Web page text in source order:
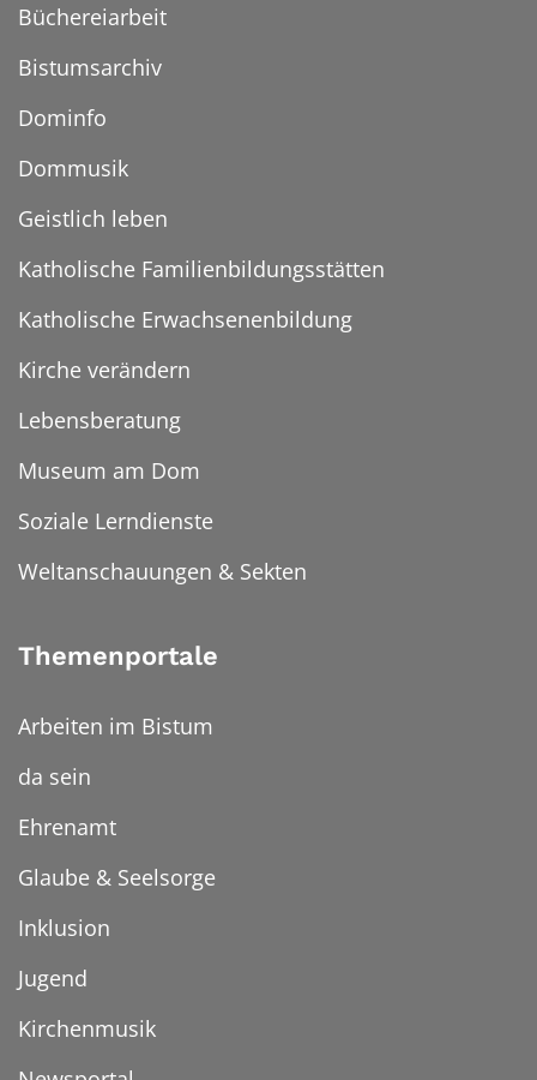
Büchereiarbeit
Bistumsarchiv
Dominfo
Dommusik
Geistlich leben
Katholische Familienbildungsstätten
Katholische Erwachsenenbildung
Kirche verändern
Lebensberatung
Museum am Dom
Soziale Lerndienste
Weltanschauungen & Sekten
Themenportale
Arbeiten im Bistum
da sein
Ehrenamt
Glaube & Seelsorge
Inklusion
Jugend
Kirchenmusik